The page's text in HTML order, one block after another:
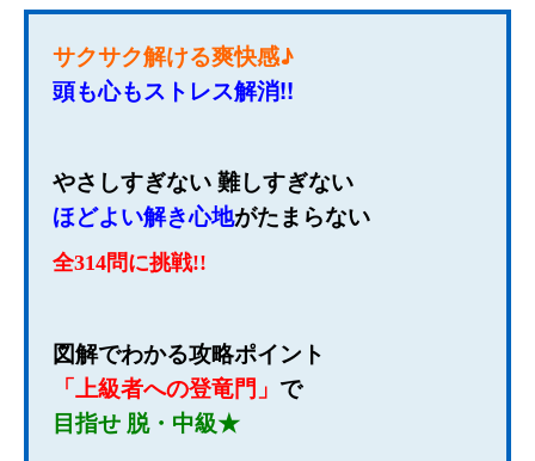
サクサク解ける爽快感♪
頭も心もストレス解消!!
やさしすぎない 難しすぎない
ほどよい解き心地がたまらない
全314問に挑戦!!
図解でわかる攻略ポイント
「上級者への登竜門」 で
目指せ 脱・中級★